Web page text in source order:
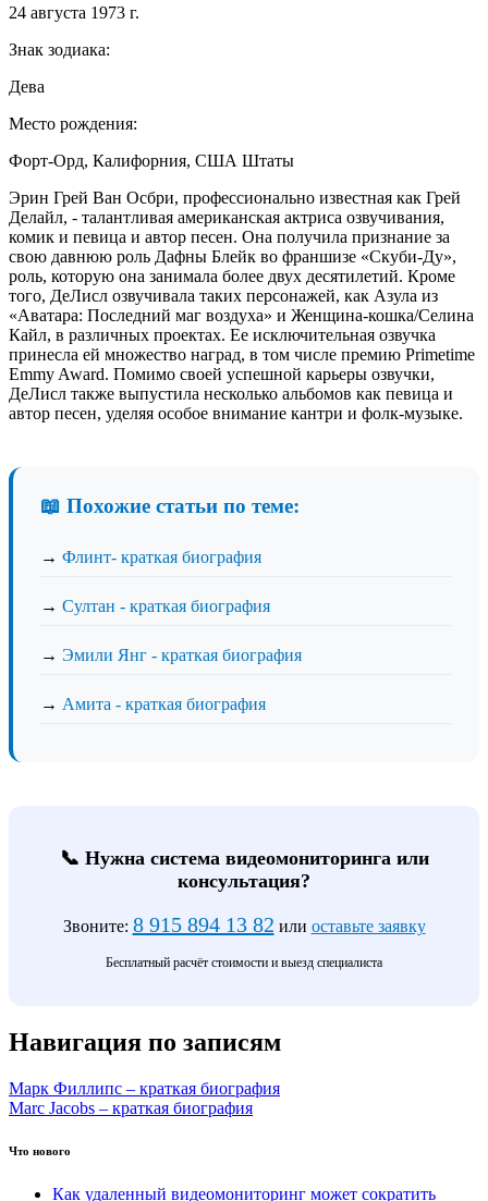
24 августа 1973 г.
Знак зодиака:
Дева
Место рождения:
Форт-Орд, Калифорния, США Штаты
Эрин Грей Ван Осбри, профессионально известная как Грей
Делайл, - талантливая американская актриса озвучивания,
комик и певица и автор песен. Она получила признание за
свою давнюю роль Дафны Блейк во франшизе «Скуби-Ду»,
роль, которую она занимала более двух десятилетий. Кроме
того, ДеЛисл озвучивала таких персонажей, как Азула из
«Аватара: Последний маг воздуха» и Женщина-кошка/Селина
Кайл, в различных проектах. Ее исключительная озвучка
принесла ей множество наград, в том числе премию Primetime
Emmy Award. Помимо своей успешной карьеры озвучки,
ДеЛисл также выпустила несколько альбомов как певица и
автор песен, уделяя особое внимание кантри и фолк-музыке.
📖 Похожие статьи по теме:
→ Флинт- краткая биография
→ Султан - краткая биография
→ Эмили Янг - краткая биография
→ Амита - краткая биография
📞 Нужна система видеомониторинга или
консультация?
Звоните: 8 915 894 13 82 или оставьте заявку
Бесплатный расчёт стоимости и выезд специалиста
Навигация по записям
Марк Филлипс – краткая биография
Marc Jacobs – краткая биография
Что нового
Как удаленный видеомониторинг может сократить